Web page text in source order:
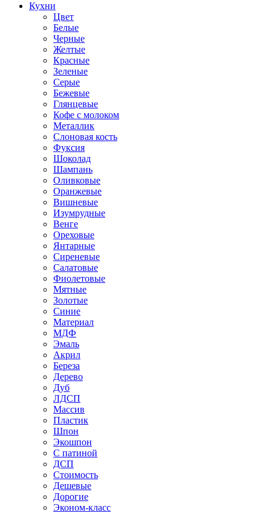
Кухни
Цвет
Белые
Черные
Желтые
Красные
Зеленые
Серые
Бежевые
Глянцевые
Кофе с молоком
Металлик
Слоновая кость
Фуксия
Шоколад
Шампань
Оливковые
Оранжевые
Вишневые
Изумрудные
Венге
Ореховые
Янтарные
Сиреневые
Салатовые
Фиолетовые
Мятные
Золотые
Синие
Материал
МДФ
Эмаль
Акрил
Береза
Дерево
Дуб
ЛДСП
Массив
Пластик
Шпон
Экошпон
С патиной
ДСП
Стоимость
Дешевые
Дорогие
Эконом-класс